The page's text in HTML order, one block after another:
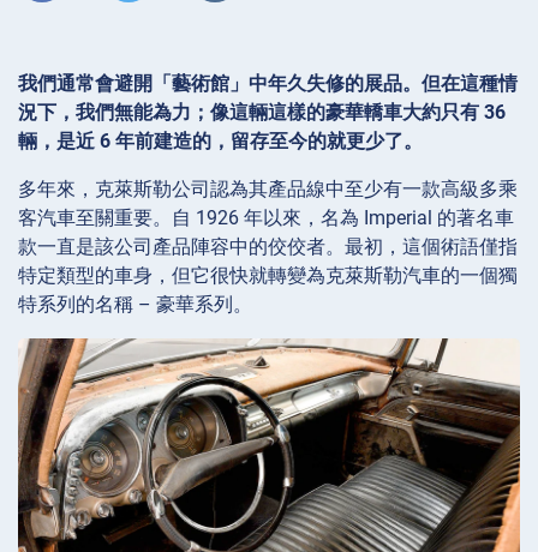
我們通常會避開「藝術館」中年久失修的展品。但在這種情
況下，我們無能為力；像這輛這樣的豪華轎車大約只有 36
輛，是近 6 年前建造的，留存至今的就更少了。
多年來，克萊斯勒公司認為其產品線中至少有一款高級多乘
客汽車至關重要。自 1926 年以來，名為 Imperial 的著名車
款一直是該公司產品陣容中的佼佼者。最初，這個術語僅指
特定類型的車身，但它很快就轉變為克萊斯勒汽車的一個獨
特系列的名稱 – 豪華系列。